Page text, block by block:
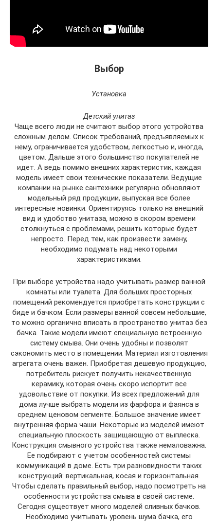
Выбор
Установка
Детский унитаз
Чаще всего люди не считают выбор этого устройства
сложным делом. Список требований, предъявляемых к
нему, ограничивается удобством, легкостью и, иногда,
цветом. Дальше этого большинство покупателей не
идет. А ведь помимо внешних характеристик, каждая
модель имеет свои технические показатели. Ведущие
компании на рынке сантехники регулярно обновляют
модельный ряд продукции, выпуская все более
интересные новинки. Ориентируясь только на внешний
вид и удобство унитаза, можно в скором времени
столкнуться с проблемами, решить которые будет
непросто. Перед тем, как произвести замену,
необходимо подумать над некоторыми
характеристиками.
При выборе устройства надо учитывать размер ванной
комнаты или туалета. Для больших просторных
помещений рекомендуется приобретать конструкции с
биде и бачком. Если размеры ванной совсем небольшие,
то можно органично вписать в пространство унитаз без
бачка. Такие модели имеют специальную встроенную
систему смыва. Они очень удобны и позволят
сэкономить место в помещении. Материал изготовления
агрегата очень важен. Приобретая дешевую продукцию,
потребитель рискует получить некачественную
керамику, которая очень скоро испортит все
удовольствие от покупки. Из всех предложений для
дома лучше выбрать модели из фарфора и фаянса в
среднем ценовом сегменте. Большое значение имеет
внутренняя форма чаши. Некоторые из моделей имеют
специальную плоскость защищающую от выплеска.
Конструкция смывного устройства также немаловажна.
Ее подбирают с учетом особенностей системы
коммуникаций в доме. Есть три разновидности таких
конструкций: вертикальная, косая и горизонтальная.
Чтобы сделать правильный выбор, надо посмотреть на
особенности устройства смыва в своей системе.
Сегодня существует много моделей сливных бачков.
Необходимо учитывать уровень шума бачка, его